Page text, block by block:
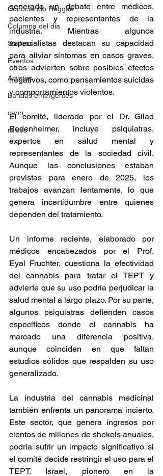
Conociendo Reggae
Columna del día
Sorteos
Eventos
Artistas
Bandas emergentes
cann
raices
generado un debate entre médicos,
pacientes y representantes de la
industria. Mientras algunos
especialistas destacan su capacidad
para aliviar síntomas en casos graves,
otros advierten sobre posibles efectos
negativos, como pensamientos suicidas
y comportamientos violentos.
El comité, liderado por el Dr. Gilad
Bodenheimer, incluye psiquiatras,
expertos en salud mental y
representantes de la sociedad civil.
Aunque las conclusiones estaban
previstas para enero de 2025, los
trabajos avanzan lentamente, lo que
genera incertidumbre entre quienes
dependen del tratamiento.
Un informe reciente, elaborado por
médicos encabezados por el Prof.
Eyal Fruchter, cuestiona la efectividad
del cannabis para tratar el TEPT y
advierte que su uso podría perjudicar la
salud mental a largo plazo. Por su parte,
algunos psiquiatras defienden casos
específicos donde el cannabis ha
marcado una diferencia positiva,
aunque coinciden en que faltan
estudios sólidos que respalden su uso
generalizado.
La industria del cannabis medicinal
también enfrenta un panorama incierto.
Este sector, que genera ingresos por
cientos de millones de shekels anuales,
podría sufrir un impacto significativo si
el comité decide restringir el uso para el
TEPT. Israel, pionero en la